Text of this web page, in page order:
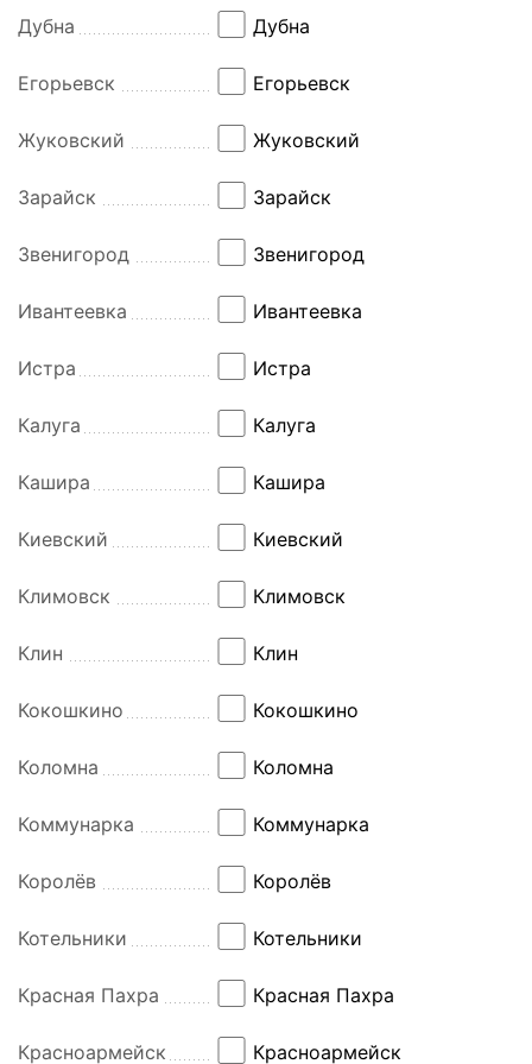
Дубна Дубна
Егорьевск Егорьевск
Жуковский Жуковский
Зарайск Зарайск
Звенигород Звенигород
Ивантеевка Ивантеевка
Истра Истра
Калуга Калуга
Кашира Кашира
Киевский Киевский
Климовск Климовск
Клин Клин
Кокошкино Кокошкино
Коломна Коломна
Коммунарка Коммунарка
Королёв Королёв
Котельники Котельники
Красная Пахра Красная Пахра
Красноармейск Красноармейск